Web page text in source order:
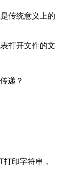
传统意义上的
打开文件的文
递？
印字符串，